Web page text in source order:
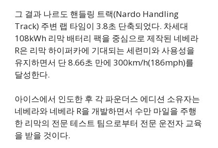
그 결과 나르도 핸들링 트랙(Nardo Handling
Track) 주변 랩 타임이 3.8초 단축되었다. 차세대
108kWh 리막 배터리 팩을 중심으로 제작된 네베라
R은 리막 하이퍼카에 기대되는 세련미와 사용성을
유지하면서 단 8.66초 만에 300km/h(186mph)를
달성한다.
아이스에서 인도한 후 각 파운더스 에디션 소유자는
네베라와 네베라 R을 개발하면서 수만 마일을 주행
한 리막의 전문 테스트 팀으로부터 전문 운전자 교육
을 받을 것이다.